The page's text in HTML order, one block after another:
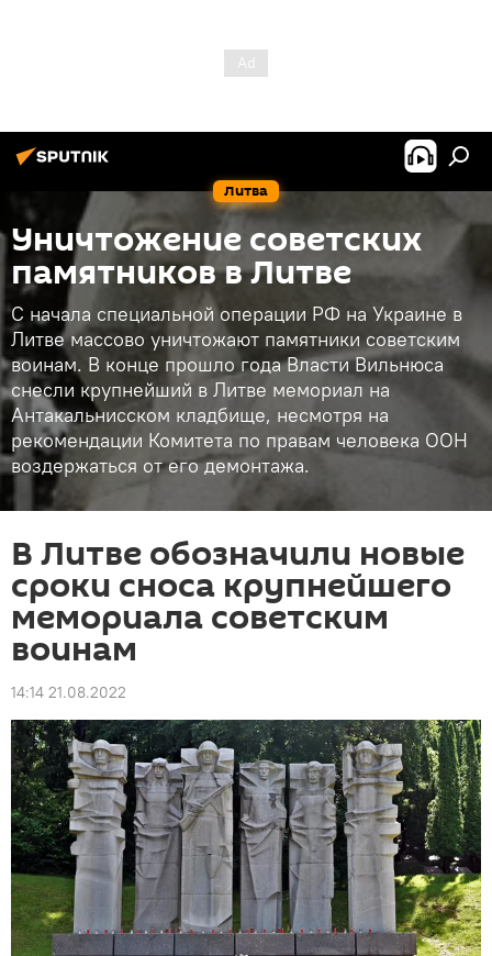
Литва
Уничтожение советских
памятников в Литве
С начала специальной операции РФ на Украине в
Литве массово уничтожают памятники советским
воинам. В конце прошло года Власти Вильнюса
снесли крупнейший в Литве мемориал на
Антакальнисском кладбище, несмотря на
рекомендации Комитета по правам человека ООН
воздержаться от его демонтажа.
В Литве обозначили новые
сроки сноса крупнейшего
мемориала советским
воинам
14:14 21.08.2022